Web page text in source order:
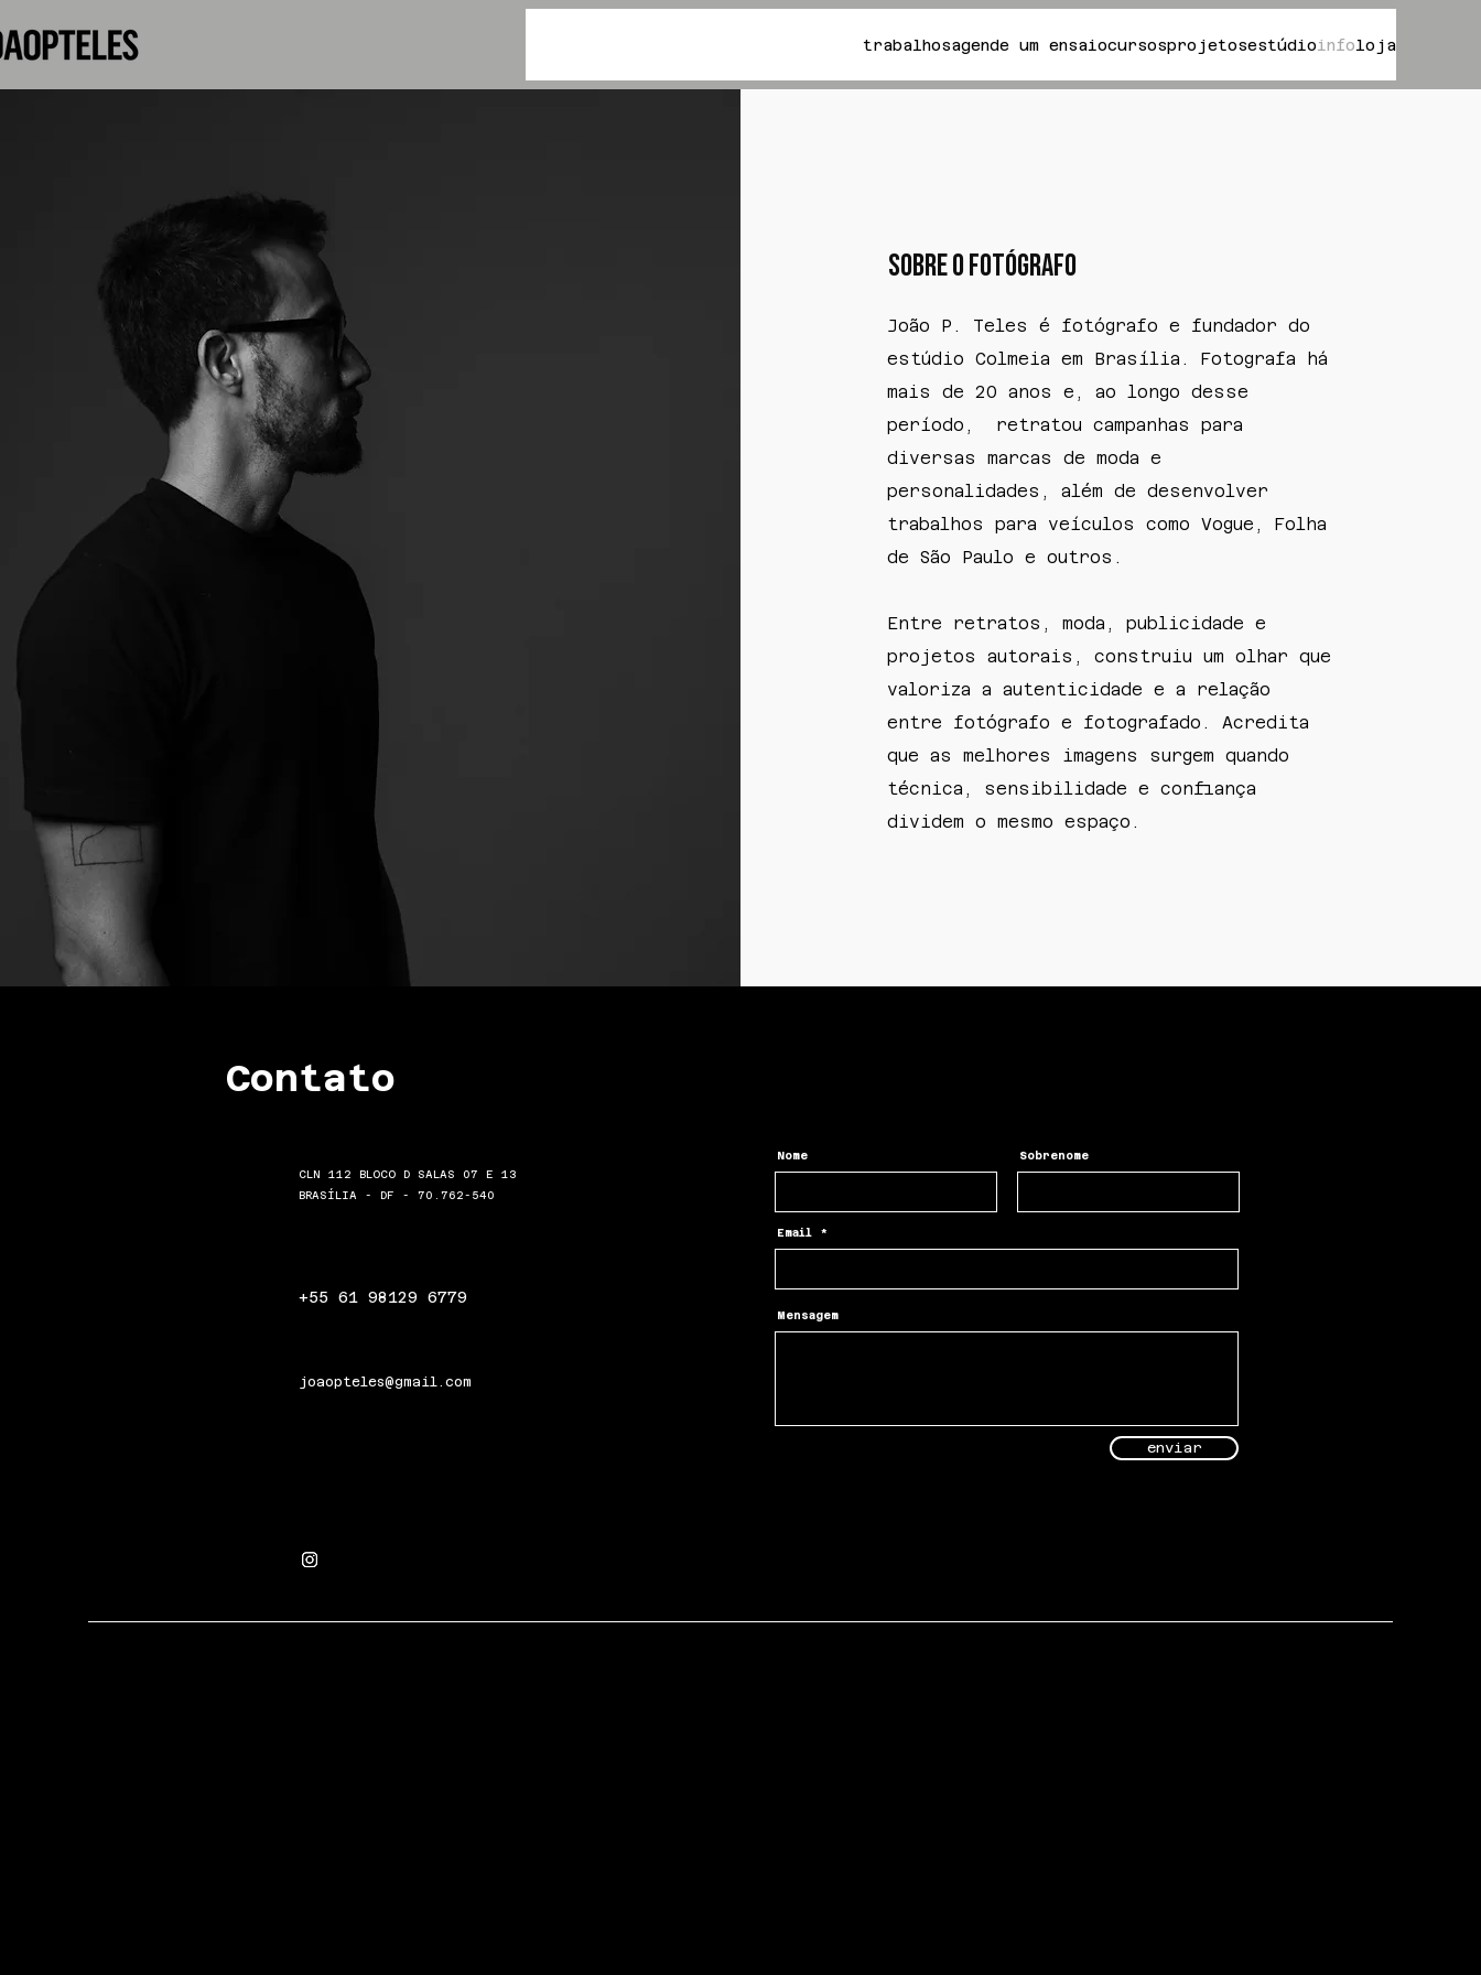
trabalhosagende um ensaiocursosprojetosestúdioinfoloja
sobre o fotógrafo
João P. Teles é fotógrafo e fundador do
estúdio Colmeia em Brasília. Fotografa há
mais de 20 anos e, ao longo desse
período, retratou campanhas para
diversas marcas de moda e
personalidades, além de desenvolver
trabalhos para veículos como Vogue, Folha
de São Paulo e outros.
Entre retratos, moda, publicidade e
projetos autorais, construiu um olhar que
valoriza a autenticidade e a relação
entre fotógrafo e fotografado. Acredita
que as melhores imagens surgem quando
técnica, sensibilidade e confiança
dividem o mesmo espaço.
Contato
CLN 112 BLOCO D SALAS 07 E 13
BRASÍLIA - DF - 70.762-540
+55 61 98129 6779
joaopteles@gmail.com
Nome Sobrenome
Email
Mensagem
enviar